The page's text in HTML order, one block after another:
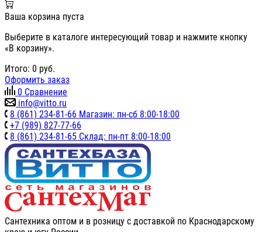
Ваша корзина пуста
Выберите в каталоге интересующий товар и нажмите кнопку
«В корзину».
Итого: 0 руб.
Оформить заказ
0 Сравнение
info@vitto.ru
8 (861) 234-81-66 Магазин: пн-сб 8:00-18:00
+7 (989) 827-77-66
8 (861) 234-81-65 Склад: пн-пт 8:00-18:00
Сантехника оптом и в розницу с доставкой по Краснодарскому